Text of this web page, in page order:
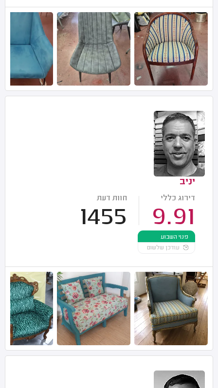
יניב
דירוג כללי
9.91
חוות דעת
1455
פנוי השבוע
עודכן שלשום